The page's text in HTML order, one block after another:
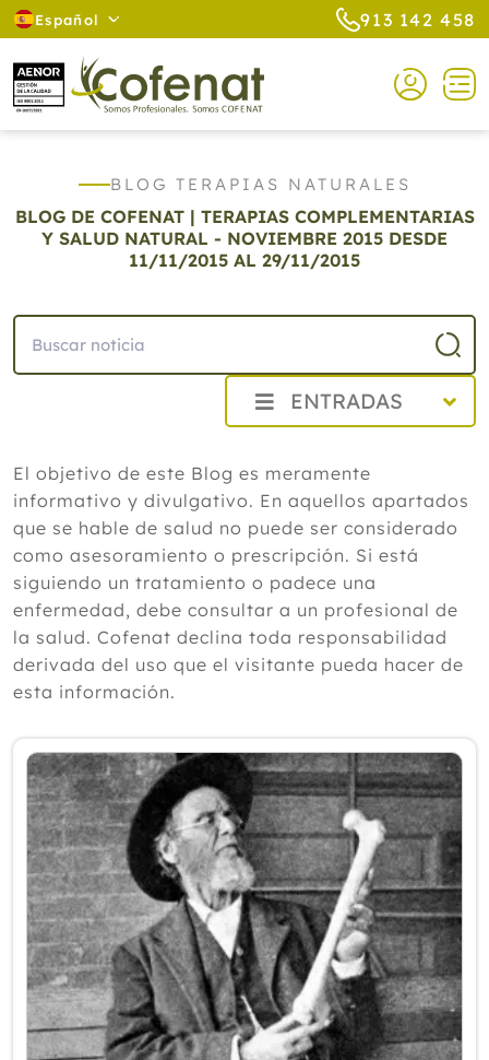
Español 913 142 458
BLOG TERAPIAS NATURALES
BLOG DE COFENAT | TERAPIAS COMPLEMENTARIAS
Y SALUD NATURAL - NOVIEMBRE 2015 DESDE
11/11/2015 AL 29/11/2015
ENTRADAS
2025
2024
2023
2022
2021
2020
2018
2017
2016
2015
Diciembre
Noviembre
Octubre
Septiembre
Agosto
Julio
El objetivo de este Blog es meramente
informativo y divulgativo. En aquellos apartados
que se hable de salud no puede ser considerado
como asesoramiento o prescripción. Si está
siguiendo un tratamiento o padece una
enfermedad, debe consultar a un profesional de
la salud. Cofenat declina toda responsabilidad
derivada del uso que el visitante pueda hacer de
esta información.